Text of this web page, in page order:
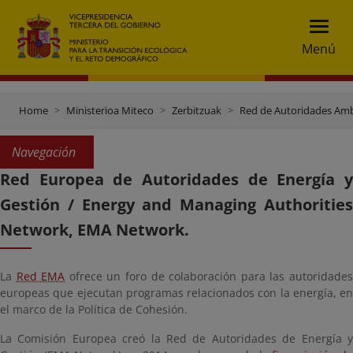
Menú
Home Ministerioa Miteco Zerbitzuak Red de Autoridades
Navegación
Red Europea de Autoridades de Energía y
Gestión / Energy and Managing Authorities
Network, EMA Network.
La Red EMA ofrece un foro de colaboración para las autoridades
europeas que ejecutan programas relacionados con la energía, en
el marco de la Política de Cohesión.
La Comisión Europea creó la Red de Autoridades de Energía y